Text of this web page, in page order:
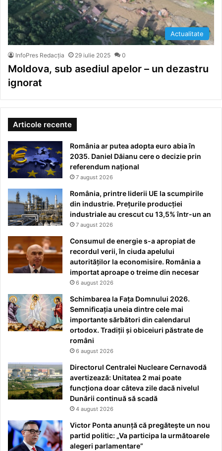
Actualitate
InfoPres Redacția 29 iulie 2025 0
Moldova, sub asediul apelor – un dezastru
ignorat
Articole recente
România ar putea adopta euro abia în
2035. Daniel Dăianu cere o decizie prin
referendum național
7 august 2026
România, printre liderii UE la scumpirile
din industrie. Prețurile producției
industriale au crescut cu 13,5% într-un an
7 august 2026
Consumul de energie s-a apropiat de
recordul verii, în ciuda apelului
autorităților la economisire. România a
importat aproape o treime din necesar
6 august 2026
Schimbarea la Fața Domnului 2026.
Semnificația uneia dintre cele mai
importante sărbători din calendarul
ortodox. Tradiții și obiceiuri păstrate de
români
6 august 2026
Directorul Centralei Nucleare Cernavodă
avertizează: Unitatea 2 mai poate
funcționa doar câteva zile dacă nivelul
Dunării continuă să scadă
4 august 2026
Victor Ponta anunță că pregătește un nou
partid politic: „Va participa la următoarele
alegeri parlamentare”